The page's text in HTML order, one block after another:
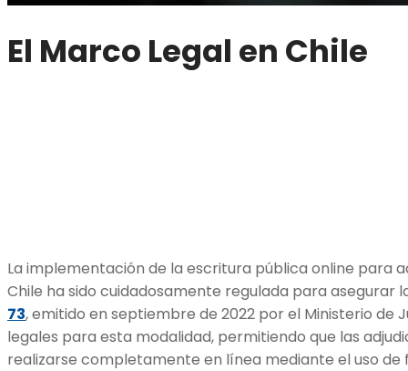
El Marco Legal en Chile
La implementación de la escritura pública online para
Chile ha sido cuidadosamente regulada para asegurar
73, emitido en septiembre de 2022 por el Ministerio de
legales para esta modalidad, permitiendo que las
realizarse completamente en línea mediante el uso